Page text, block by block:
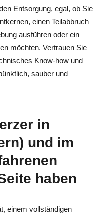
Entsorgung, egal, ob Sie
einen Teilabbruch
ausführen oder ein
möchten. Vertrauen Sie
Know‑how und
sauber und
in
und im
haben
einem vollständigen